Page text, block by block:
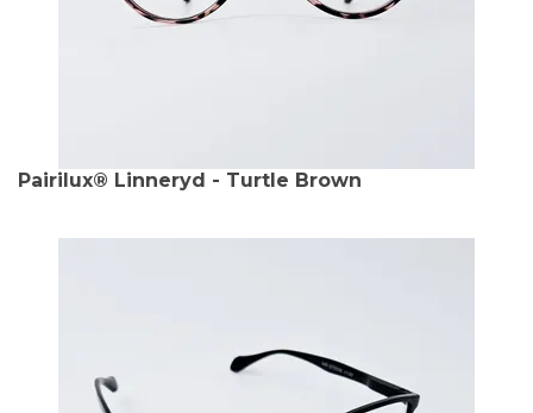
Pairilux® Linneryd - Turtle Brown